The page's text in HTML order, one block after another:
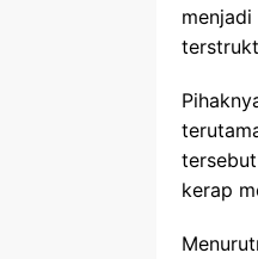
kerap